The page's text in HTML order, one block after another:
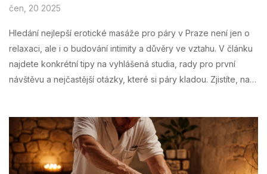
čen, 20 2025
Hledání nejlepší erotické masáže pro páry v Praze není jen o
relaxaci, ale i o budování intimity a důvěry ve vztahu. V článku
najdete konkrétní tipy na vyhlášená studia, rady pro první
návštěvu a nejčastější otázky, které si páry kladou. Zjistíte, na
osvědčené triky, jak si návštěvu maximálně užít a kam je
nejlepší vyrazit.